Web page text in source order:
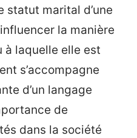
statut marital d’une
la manière
à laquelle elle est
s’accompagne
d’un langage
de
dans la société